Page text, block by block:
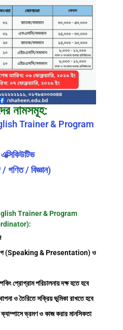
নামসমূহ:
Trainer & Program
গণিত / বিজ্ঞান)
Trainer & Program
(Speaking & Presentation) ও
প্রোগ্রাম পরিচালনায় দক্ষ হতে হবে
ও তৈরিতে সক্রিয় ভূমিকা রাখতে হবে
ক্যাম্পাসে ভ্রমণ ও কাজ করার মানসিকতা